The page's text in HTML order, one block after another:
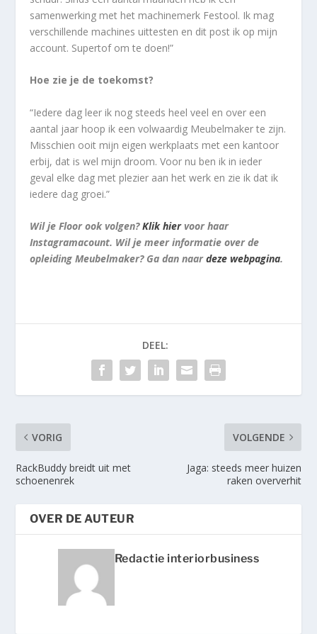
samenwerking met het machinemerk Festool. Ik mag
verschillende machines uittesten en dit post ik op mijn
account. Supertof om te doen!”
Hoe zie je de toekomst?
“Iedere dag leer ik nog steeds heel veel en over een
aantal jaar hoop ik een volwaardig Meubelmaker te zijn.
Misschien ooit mijn eigen werkplaats met een kantoor
erbij, dat is wel mijn droom. Voor nu ben ik in ieder
geval elke dag met plezier aan het werk en zie ik dat ik
iedere dag groei.”
Wil je Floor ook volgen?Klik hiervoor haar
Instagramacount. Wil je meer informatie over de
opleiding Meubelmaker? Ga dan naardeze webpagina.
DEEL:
VORIG
RackBuddy breidt uit met
schoenenrek
VOLGENDE
Jaga: steeds meer huizen
raken oververhit
OVER DE AUTEUR
Redactie interiorbusiness